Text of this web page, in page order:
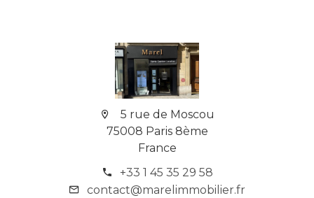
5 rue de Moscou
75008 Paris 8ème
France
+33 1 45 35 29 58
contact@marelimmobilier.fr